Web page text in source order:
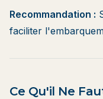
Recommandation :
faciliter
Ce Qu'il Ne